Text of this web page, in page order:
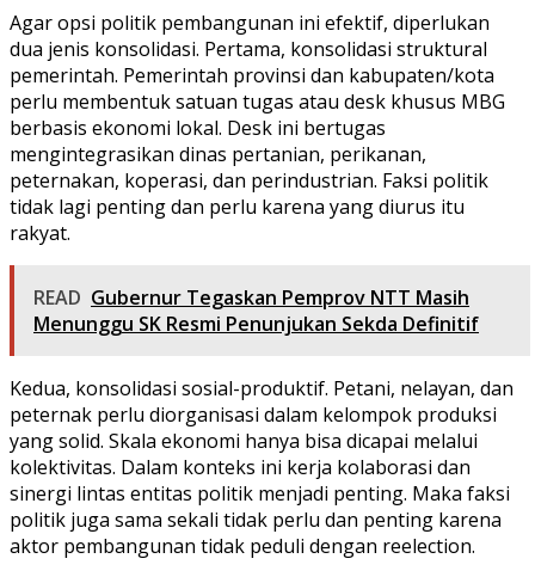
Agar opsi politik pembangunan ini efektif, diperlukan
dua jenis konsolidasi. Pertama, konsolidasi struktural
pemerintah. Pemerintah provinsi dan kabupaten/kota
perlu membentuk satuan tugas atau desk khusus MBG
berbasis ekonomi lokal. Desk ini bertugas
mengintegrasikan dinas pertanian, perikanan,
peternakan, koperasi, dan perindustrian. Faksi politik
tidak lagi penting dan perlu karena yang diurus itu
rakyat.
READ Gubernur Tegaskan Pemprov NTT Masih
Menunggu SK Resmi Penunjukan Sekda Definitif
Kedua, konsolidasi sosial-produktif. Petani, nelayan, dan
peternak perlu diorganisasi dalam kelompok produksi
yang solid. Skala ekonomi hanya bisa dicapai melalui
kolektivitas. Dalam konteks ini kerja kolaborasi dan
sinergi lintas entitas politik menjadi penting. Maka faksi
politik juga sama sekali tidak perlu dan penting karena
aktor pembangunan tidak peduli dengan reelection.